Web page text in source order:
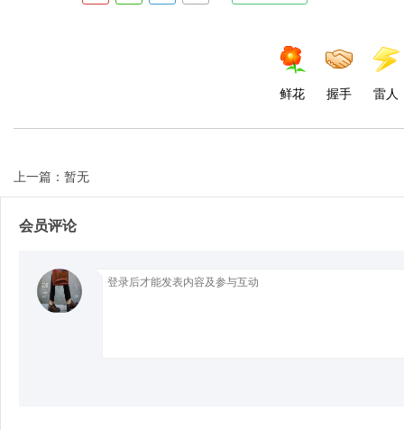
Bo
鲜花 握手 雷人
上一篇：暂无
会员评论